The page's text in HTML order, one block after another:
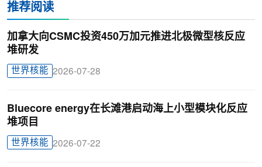
推荐阅读
加拿大向CSMC投资450万加元推进北极微型核反应
堆研发
世界核能 2026-07-28
Bluecore energy在长滩港启动海上小型模块化反应
堆项目
世界核能 2026-07-22